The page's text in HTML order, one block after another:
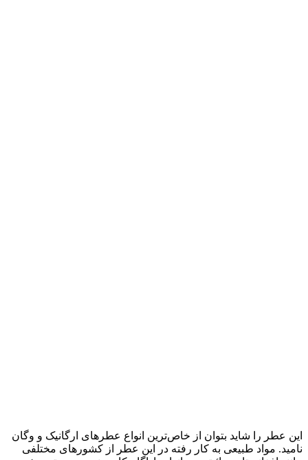
این عطر را شاید بتوان از خاص‌ترین انواع عطرهای ارگانیک و وگان
نامید. مواد طبیعی به کار رفته در این عطر از کشورهای مختلفی